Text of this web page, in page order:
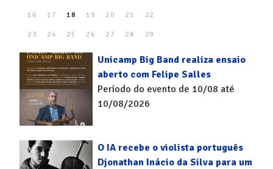
16 17 18 19 20 21 22
23 24 25 26 27 28 29
30 31
Unicamp Big Band realiza ensaio
aberto com Felipe Salles
Período do evento de 10/08 até
10/08/2026
O IA recebe o violista português
Djonathan Inácio da Silva para um